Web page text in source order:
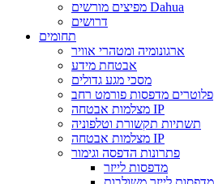
מפיצים מורשים Dahua
דרושים
תחומים
ארגונומיה ומטהרי אוויר
אבטחת מידע
מסכי מגע גדולים
פלוטרים מדפסות פורמט רחב
מצלמות אבטחה IP
תשתיות תקשורת וטלפוניה
מצלמות אבטחה IP
פתרונות הדפסה וגימור
מדפסות לייזר